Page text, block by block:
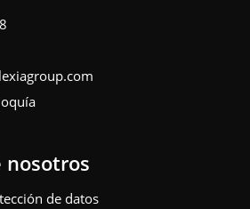
nosotros
de datos